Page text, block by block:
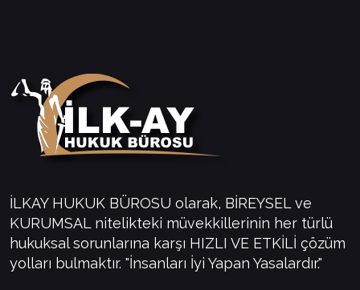
İLKAY HUKUK BÜROSU olarak, BİREYSEL ve
KURUMSAL nitelikteki müvekkillerinin her türlü
hukuksal sorunlarına karşı HIZLI VE ETKİLİ çözüm
yolları bulmaktır. "İnsanları İyi Yapan Yasalardır."